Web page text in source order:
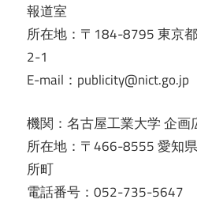
報道室
所在地：〒184-8795 東京
2-1
E-mail：publicity@nict.go.jp
機関：名古屋工業大学 企画
所在地：〒466-8555 愛知
所町
電話番号：052-735-5647